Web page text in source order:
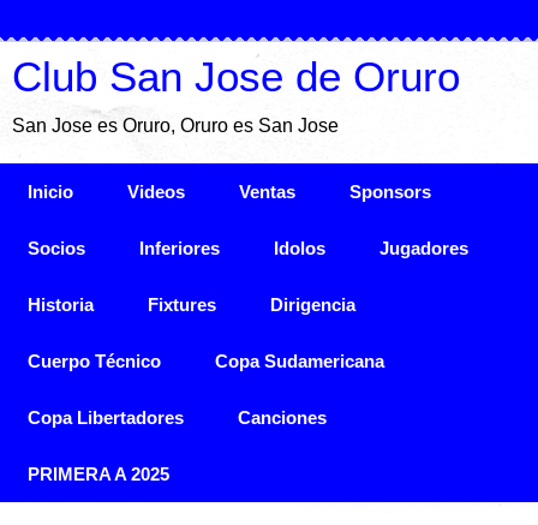
Club San Jose de Oruro
San Jose es Oruro, Oruro es San Jose
Inicio Videos Ventas Sponsors
Socios Inferiores Idolos Jugadores
Historia Fixtures Dirigencia
Cuerpo Técnico Copa Sudamericana
Copa Libertadores Canciones
PRIMERA A 2025